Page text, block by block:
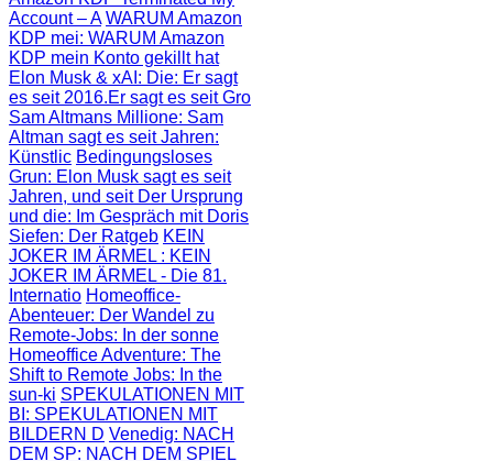
Account – A WARUM Amazon
KDP mei: WARUM Amazon
KDP mein Konto gekillt hat
Elon Musk & xAI: Die: Er sagt
es seit 2016.Er sagt es seit Gro
Sam Altmans Millione: Sam
Altman sagt es seit Jahren:
Künstlic Bedingungsloses
Grun: Elon Musk sagt es seit
Jahren, und seit Der Ursprung
und die: Im Gespräch mit Doris
Siefen: Der Ratgeb KEIN
JOKER IM ÄRMEL : KEIN
JOKER IM ÄRMEL - Die 81.
Internatio Homeoffice-
Abenteuer: Der Wandel zu
Remote-Jobs: In der sonne
Homeoffice Adventure: The
Shift to Remote Jobs: In the
sun-ki SPEKULATIONEN MIT
BI : SPEKULATIONEN MIT
BILDERN D Venedig: NACH
DEM SP: NACH DEM SPIEL